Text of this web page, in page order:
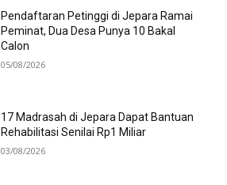
Pendaftaran Petinggi di Jepara Ramai
Peminat, Dua Desa Punya 10 Bakal
Calon
05/08/2026
17 Madrasah di Jepara Dapat Bantuan
Rehabilitasi Senilai Rp1 Miliar
03/08/2026